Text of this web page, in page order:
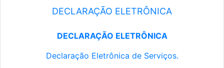
DECLARAÇÃO ELETRÔNICA
DECLARAÇÃO ELETRÔNICA
Declaração Eletrônica de Serviços.